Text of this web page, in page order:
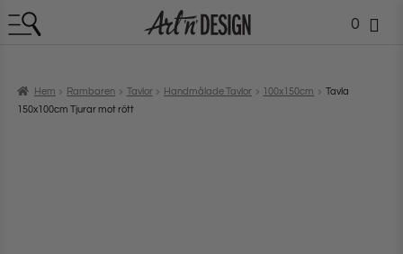
0
Hem Rambaren Tavlor Handmålade Tavlor 100x150cm
Tavla
150x100cm Tjurar mot rött